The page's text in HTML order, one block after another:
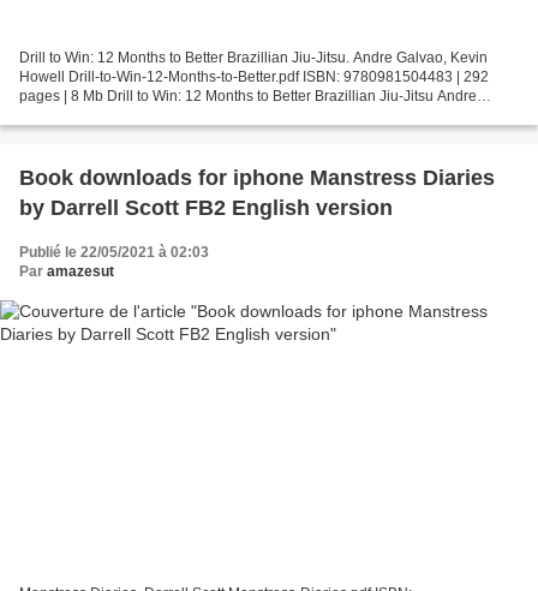
Drill to Win: 12 Months to Better Brazillian Jiu-Jitsu. Andre Galvao, Kevin
Howell Drill-to-Win-12-Months-to-Better.pdf ISBN: 9780981504483 | 292
pages | 8 Mb Drill to Win: 12 Months to Better Brazillian Jiu-Jitsu Andre
Book downloads for iphone Manstress Diaries
by Darrell Scott FB2 English version
Publié le 22/05/2021 à 02:03
Par amazesut